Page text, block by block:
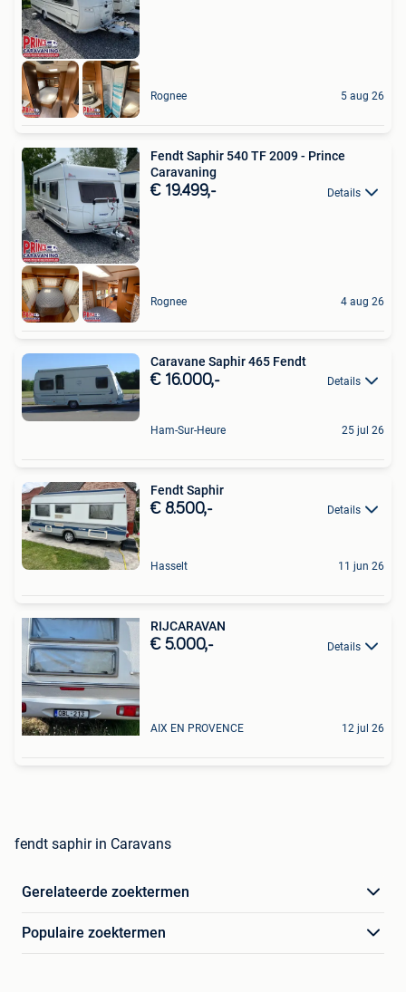
Rognee 5 aug 26
Fendt Saphir 540 TF 2009 - Prince
Caravaning
€ 19.499,- Details
Rognee 4 aug 26
Caravane Saphir 465 Fendt
€ 16.000,- Details
Ham-Sur-Heure 25 jul 26
Fendt Saphir
€ 8.500,- Details
Hasselt 11 jun 26
RIJCARAVAN
€ 5.000,- Details
AIX EN PROVENCE 12 jul 26
fendt saphir in Caravans
Gerelateerde zoektermen
Populaire zoektermen